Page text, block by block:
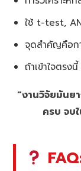
ใช้ t-test,
จุดสำคัญคือก
ถ้าเข้าใจตรง
“งานวิจัยมันย
ครบ จบ